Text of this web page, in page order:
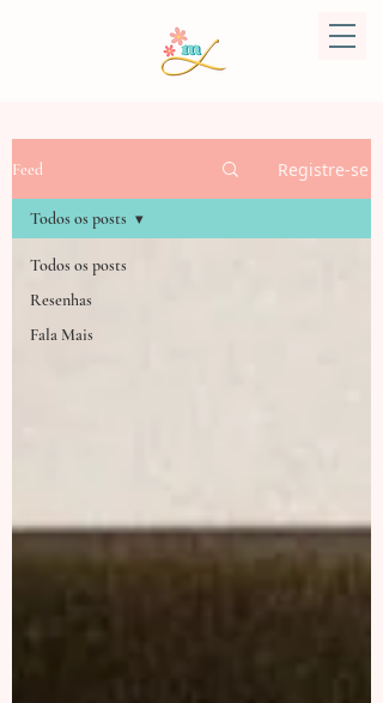
Feed Registre-se
Todos os posts
Resenhas
Fala Mais
Todos os posts